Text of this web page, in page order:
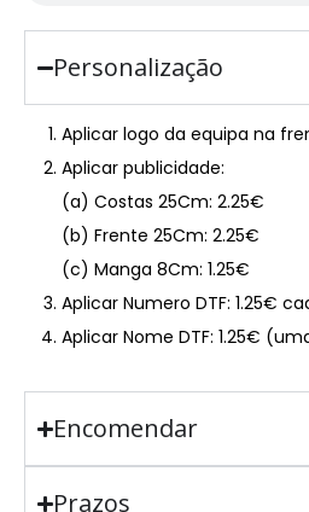
Personalização
Aplicar logo da equipa na
Aplicar publicidade:
(a) Costas 25Cm: 2.25€
(b) Frente 25Cm: 2.25€
(c) Manga 8Cm: 1.25€
Aplicar Numero DTF: 1.25€
Aplicar Nome DTF: 1.25€
Encomendar
Prazos